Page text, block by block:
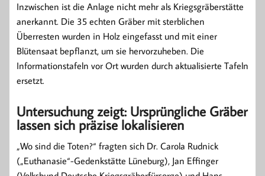
Inzwischen ist die Anlage nicht mehr als Kriegsgräberstätte
anerkannt. Die 35 echten Gräber mit sterblichen
Überresten wurden in Holz eingefasst und mit einer
Blütensaat bepflanzt, um sie hervorzuheben. Die
Informationstafeln vor Ort wurden durch aktualisierte Tafeln
ersetzt.
Untersuchung zeigt: Ursprüngliche Gräber
lassen sich präzise lokalisieren
„Wo sind die Toten?“ fragten sich Dr. Carola Rudnick
(„Euthanasie“-Gedenkstätte Lüneburg), Jan Effinger